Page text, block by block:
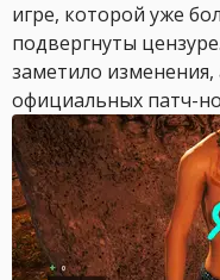
игре, которой уже
подвергнуты
заметило изменения,
официальных патч-